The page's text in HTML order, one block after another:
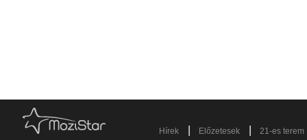
Hírek Előzetesek
21-es terem